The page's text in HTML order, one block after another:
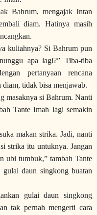
Bahrum, mengajak Intan
diam. Hatinya masih
kuliahnya? Si Bahrum pun
apa lagi?” Tiba-tiba
pertanyaan rencana
diam, tidak bisa menjawab.
masaknya si Bahrum. Nanti
Tante Imah lagi semakin
makan strika. Jadi, nanti
strika itu untuknya. Jangan
ubi tumbuk,” tambah Tante
daun singkong buatan
gulai daun singkong
tak pernah mengerti cara